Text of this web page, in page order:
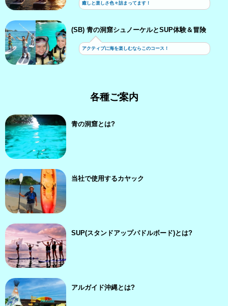
癒しと楽しさ色々詰まってます！
(SB) 青の洞窟シュノーケルとSUP体験＆冒険
アクティブに海を楽しむならこのコース！
各種ご案内
青の洞窟とは?
当社で使用するカヤック
SUP(スタンドアップパドルボード)とは?
アルガイド沖縄とは?